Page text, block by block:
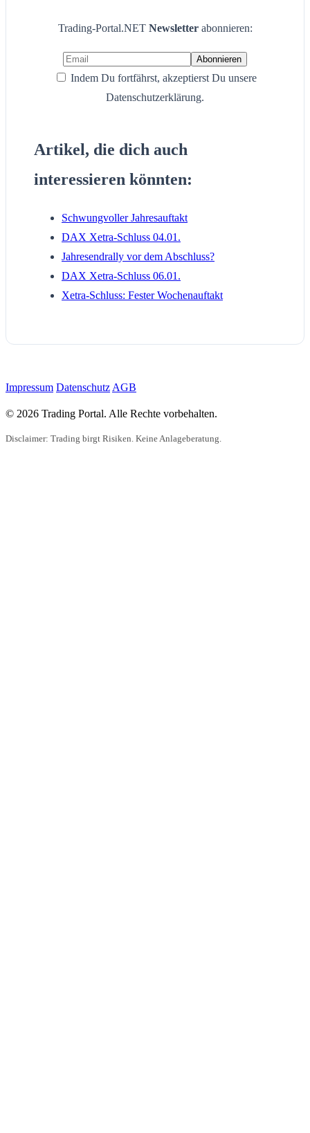
Trading-Portal.NET Newsletter abonnieren:
Indem Du fortfährst, akzeptierst Du unsere
Datenschutzerklärung.
Artikel, die dich auch
interessieren könnten:
Schwungvoller Jahresauftakt
DAX Xetra-Schluss 04.01.
Jahresendrally vor dem Abschluss?
DAX Xetra-Schluss 06.01.
Xetra-Schluss: Fester Wochenauftakt
Impressum Datenschutz AGB
© 2026 Trading Portal. Alle Rechte vorbehalten.
Disclaimer: Trading birgt Risiken. Keine Anlageberatung.